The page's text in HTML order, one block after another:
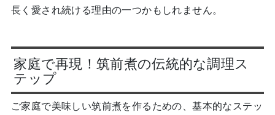
長く愛され続ける理由の一つかもしれません。
家庭で再現！筑前煮の伝統的な調理ス
テップ
ご家庭で美味しい筑前煮を作るための、基本的なステッ